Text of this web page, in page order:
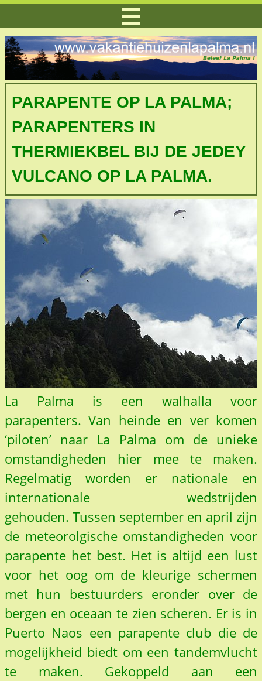
PARAPENTE OP LA PALMA;
PARAPENTERS IN
THERMIEKBEL BIJ DE JEDEY
VULCANO OP LA PALMA.
La Palma is een walhalla voor
parapenters. Van heinde en ver komen
‘piloten’ naar La Palma om de unieke
omstandigheden hier mee te maken.
Regelmatig worden er nationale en
internationale wedstrijden
gehouden. Tussen september en april zijn
de meteorolgische omstandigheden voor
parapente het best. Het is altijd een lust
voor het oog om de kleurige schermen
met hun bestuurders eronder over de
bergen en oceaan te zien scheren. Er is in
Puerto Naos een parapente club die de
mogelijkheid biedt om een tandemvlucht
te maken. Gekoppeld aan een